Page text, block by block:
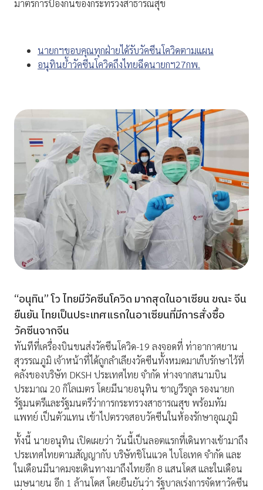
มาตรการป้องกันของกระทรวงสาธารณสุข
นายกฯขอบคุณทุกฝ่ายได้รับวัคซีนโควิดตามแผน
อนุทินย้ำวัคซีนโควิดถึงไทยฉีดนายกฯ27กพ.
“อนุทิน” โว ไทยมีวัคซีนโควิด มากสุดในอาเซียน ขณะ จีน
ยืนยัน ไทยเป็นประเทศแรกในอาเซียนที่มีการสั่งซื้อ
วัคซีนจากจีน
ทันทีที่เครื่องบินขนส่งวัคซีนโควิด-19 ลงจอดที่ ท่าอากาศยาน
สุวรรณภูมิ เจ้าหน้าที่ได้ถูกลำเลียงวัคซีนทั้งหมดมาเก็บรักษาไว้ที่
คลังของบริษัท DKSH ประเทศไทย จำกัด ห่างจากสนามบิน
ประมาณ 20 กิโลเมตร โดยมีนายอนุทิน ชาญวีรกูล รองนายก
รัฐมนตรีและรัฐมนตรีว่าการกระทรวงสาธารณสุข พร้อมทัม
แพทย์ เป็นตัวแทน เข้าไปตรวจสอบวัคซีนในห้องรักษาอุณภูมิ
ทั้งนี้ นายอนุทิน เปิดเผยว่า วันนี้เป็นลอตแรกที่เดินทางเข้ามาถึง
ประเทศไทยตามสัญญากับ บริษัทชิโนแวค ไบโอเทค จำกัด และ
ในเดือนมีนาคมจะเดินทางมาถึงไทยอีก 8 แสนโดส และในเดือน
เมษนายน อีก 1 ล้านโดส โดยยืนยันว่า รัฐบาลเร่งการจัดหาวัคซีน